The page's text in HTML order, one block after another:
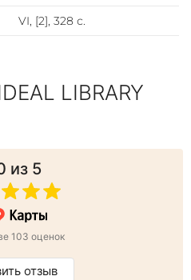
VI, [2], 328 с.
LIBRARY
из 5
103 оценок
отзыв